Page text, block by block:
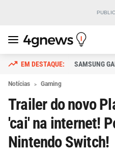
SAMSUNG
Notícias Gaming
Trailer do novo
'cai' na internet!
Nintendo Switch!